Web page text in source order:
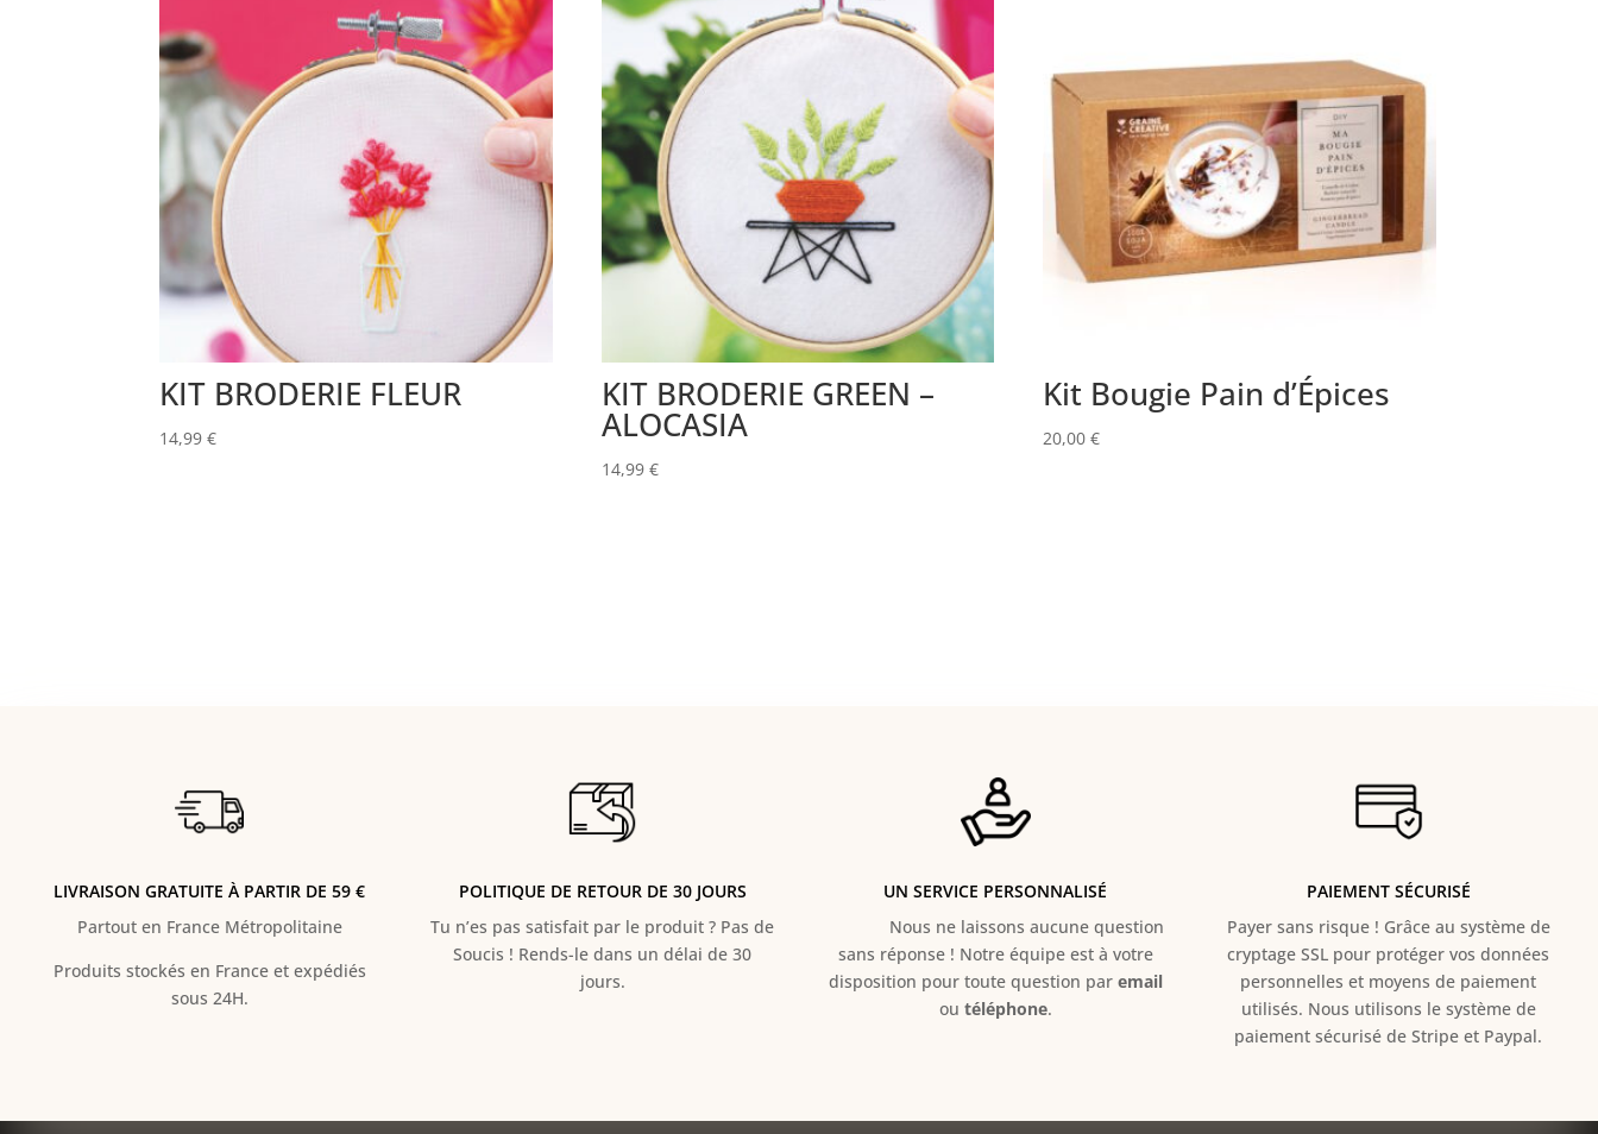
KIT BRODERIE FLEUR
14,99€
KIT BRODERIE GREEN –
ALOCASIA
14,99 €
Kit Bougie Pain d’Épices
20,00€
LIVRAISON GRATUITE À PARTIR DE 59 €
Partout en France Métropolitaine
Produits stockés en France et expédiés
sous 24H.
POLITIQUE DE RETOUR DE 30 JOURS
Tu n’es pas satisfait par le produit ? Pas de
Soucis ! Rends-le dans un délai de 30
jours.
UN SERVICE PERSONNALISÉ
Nous ne laissons aucune question
sans réponse ! Notre équipe est à votre
disposition pour toute question par email
ou téléphone.
PAIEMENT SÉCURISÉ
Payer sans risque ! Grâce au système de
cryptage SSL pour protéger vos données
personnelles et moyens de paiement
utilisés. Nous utilisons le système de
paiement sécurisé de Stripe et Paypal.